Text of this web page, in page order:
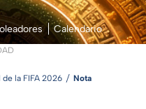
Calendario
la FIFA 2026 Nota